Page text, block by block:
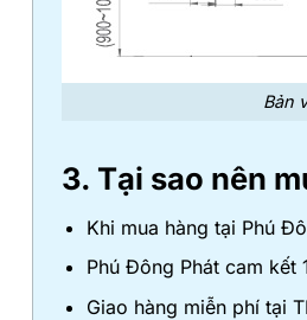
Bản
3. Tại sao nên
Khi mua hàng tại Phú
Phú Đông Phát cam kết
Giao hàng miễn phí tại